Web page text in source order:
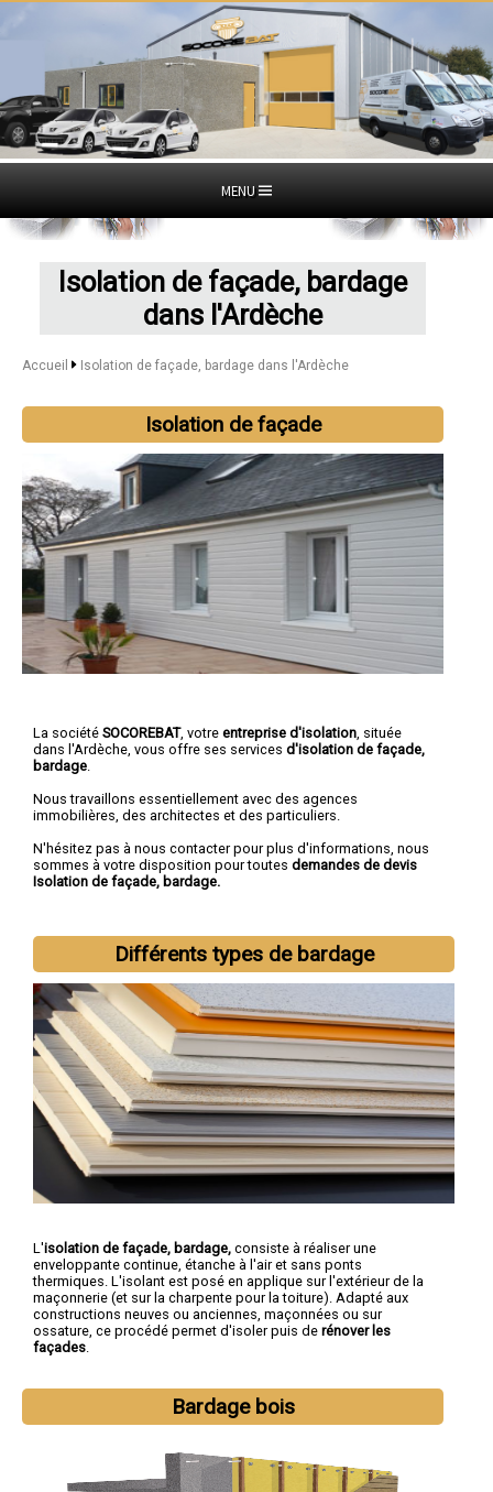
MENU
Isolation de façade, bardage
dans l'Ardèche
Accueil Isolation de façade, bardage dans l'Ardèche
Isolation de façade
La société SOCOREBAT, votre entreprise d'isolation , située
dans l'Ardèche, vous offre ses services d'isolation de façade,
bardage
Nous travaillons essentiellement avec des agences
immobilières, des architectes et des particuliers.
N'hésitez pas à nous contacter pour plus d'informations, nous
sommes à votre disposition pour toutes demandes de devis
Isolation de façade, bardage.
Différents types de bardage
L'isolation de façade, bardage, consiste à réaliser une
enveloppante continue, étanche à l'air et sans ponts
thermiques. L'isolant est posé en applique sur l'extérieur de la
maçonnerie (et sur la charpente pour la toiture). Adapté aux
constructions neuves ou anciennes, maçonnées ou sur
ossature, ce procédé permet d'isoler puis de rénover les
façades.
Bardage bois